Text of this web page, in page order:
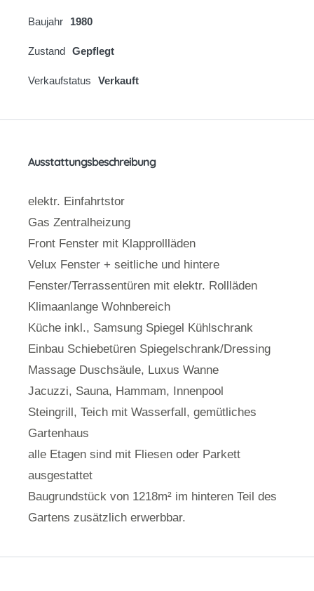
Baujahr 1980
Zustand Gepflegt
Verkaufstatus Verkauft
Ausstattungsbeschreibung
elektr. Einfahrtstor
Gas Zentralheizung
Front Fenster mit Klapprollläden
Velux Fenster + seitliche und hintere
Fenster/Terrassentüren mit elektr. Rollläden
Klimaanlange Wohnbereich
Küche inkl., Samsung Spiegel Kühlschrank
Einbau Schiebetüren Spiegelschrank/Dressing
Massage Duschsäule, Luxus Wanne
Jacuzzi, Sauna, Hammam, Innenpool
Steingrill, Teich mit Wasserfall, gemütliches
Gartenhaus
alle Etagen sind mit Fliesen oder Parkett
ausgestattet
Baugrundstück von 1218m² im hinteren Teil des
Gartens zusätzlich erwerbbar.